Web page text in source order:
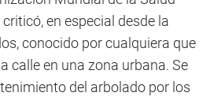
en especial desde la
conocido por cualquiera que
calle en una zona urbana. Se
del arbolado por los